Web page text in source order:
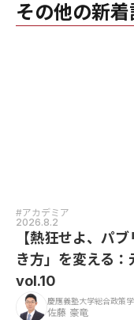
その他の新
#アカデミア
2026.8.2
【熱狂せよ、パ
き方」を変える
vol.10
慶應義塾大学総合政策
佐藤 豪竜